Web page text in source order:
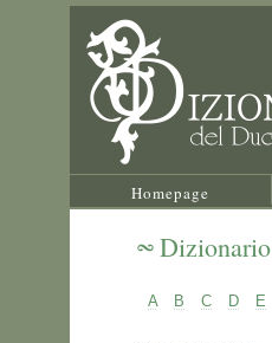
Homepage
Dizionario
A B C D E